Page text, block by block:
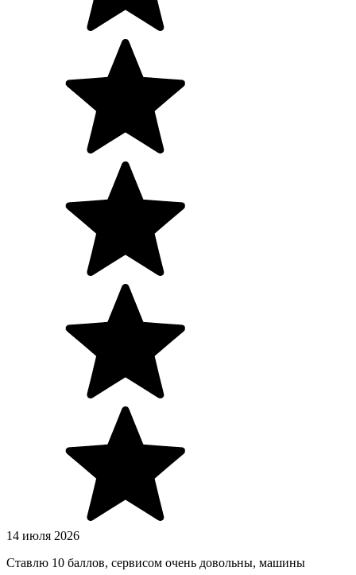
14 июля 2026
Ставлю 10 баллов, сервисом очень довольны, машины